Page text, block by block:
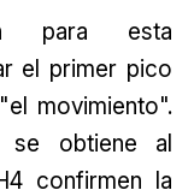
para esta
el primer pico
movimiento".
se obtiene al
confirmen la